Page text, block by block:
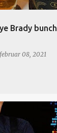
Brady bunch
februar 08, 2021